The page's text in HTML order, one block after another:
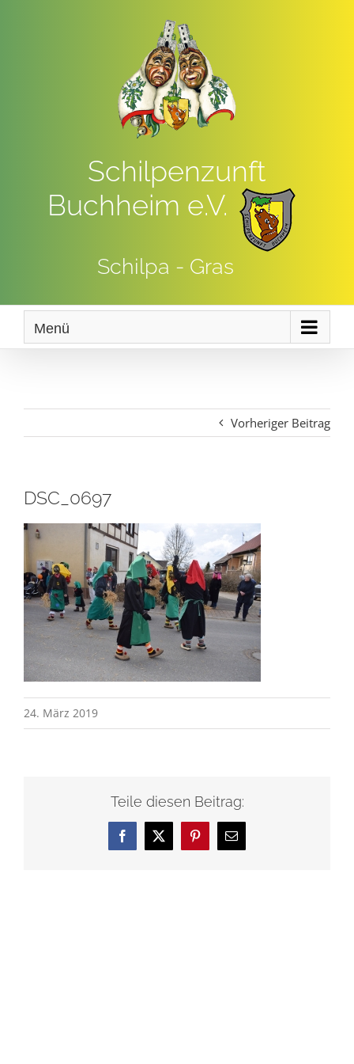
Schilpenzunft
Buchheim e.V.
Schilpa - Gras
Menü
Vorheriger Beitrag
DSC_0697
24. März 2019
Teile diesen Beitrag:
Facebook
X Pinterest
E-
Mail